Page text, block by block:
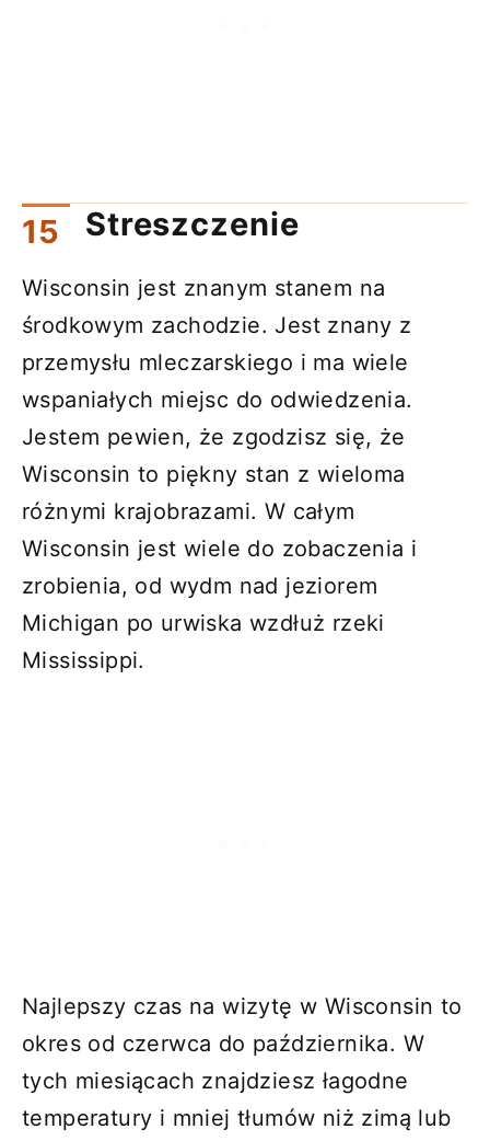
Streszczenie
Wisconsin jest znanym stanem na
środkowym zachodzie. Jest znany z
przemysłu mleczarskiego i ma wiele
wspaniałych miejsc do odwiedzenia.
Jestem pewien, że zgodzisz się, że
Wisconsin to piękny stan z wieloma
różnymi krajobrazami. W całym
Wisconsin jest wiele do zobaczenia i
zrobienia, od wydm nad jeziorem
Michigan po urwiska wzdłuż rzeki
Mississippi.
Najlepszy czas na wizytę w Wisconsin to
okres od czerwca do października. W
tych miesiącach znajdziesz łagodne
temperatury i mniej tłumów niż zimą lub